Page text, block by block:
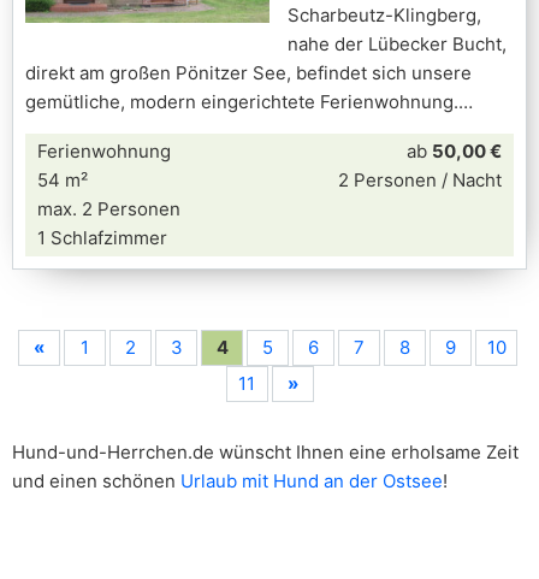
Scharbeutz-Klingberg,
nahe der Lübecker Bucht,
direkt am großen Pönitzer See, befindet sich unsere
gemütliche, modern eingerichtete Ferienwohnung.
Ferienwohnung
54 m²
max. 2 Personen
1 Schlafzimmer
ab 50,00 €
2 Personen / Nacht
« 1 2 3 4 5 6 7 8 9
10
11
»
Hund-und-Herrchen.de wünscht Ihnen eine erholsame Zeit
und einen schönen Urlaub mit Hund an der Ostsee!